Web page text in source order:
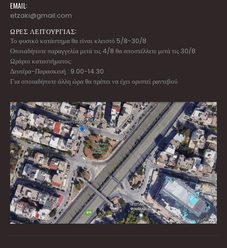
EMAIL:
etzaki@gmail.com
ΩΡΕΣ ΛΕΙΤΟΥΡΓΙΑΣ:
Το φυσικό κατάστημα θα είναι κλειστό 5/8-30/8
Οποιαδήποτε παραγγελία μετά τις 4/8 θα αποστέλλετε μετά τις 30/8
Ωράριο καταστήματος:
Δευτέρα-Παρασκευή : 9.00-14.30
Για οποιαδήποτε άλλη ώρα θα πρέπει να έχει οριστεί ραντεβού